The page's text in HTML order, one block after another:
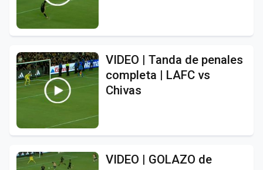
VIDEO | Tanda de penales
completa | LAFC vs
Chivas
VIDEO | GOLAZO de